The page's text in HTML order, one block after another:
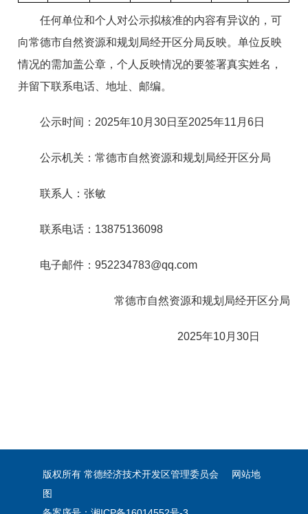
任何单位和个人对公示拟核准的内容有异议的，可
向常德市自然资源和规划局经开区分局反映。单位反映
情况的需加盖公章，个人反映情况的要签署真实姓名，
并留下联系电话、地址、邮编。
公示时间：2025年10月30日至2025年11 月6日
公示机关：常德市自然资源和规划局经开区分局
联系 人：张敏
联系电话：13875136098
电子邮件：952234783@qq.com
常德市自然资源和规划局经开区分局
2025年10月30日
版权所有 常德经济技术开发区管理委员会
网站地
图